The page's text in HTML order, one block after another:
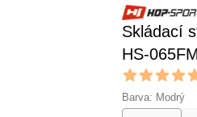
Skládací
HS-
Reviews
5 out of 5 stars
Barva: Modrý